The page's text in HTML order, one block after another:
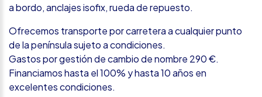
a bordo, anclajes isofix, rueda de repuesto.
Ofrecemos transporte por carretera a cualquier punto
de la península sujeto a condiciones.
Gastos por gestión de cambio de nombre 290 €.
Financiamos hasta el 100% y hasta 10 años en
excelentes condiciones.